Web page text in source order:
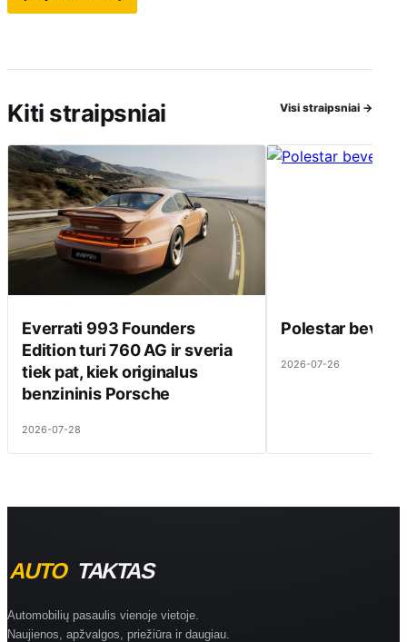
Kiti straipsniai Visi straipsniai →
Everrati 993 Founders
Edition turi 760 AG ir sveria
tiek pat, kiek originalus
benzininis Porsche
2026-07-28
Polestar beveik
2026-07-26
Automobilių pasaulis vienoje vietoje.
Naujienos, apžvalgos, priežiūra ir daugiau.